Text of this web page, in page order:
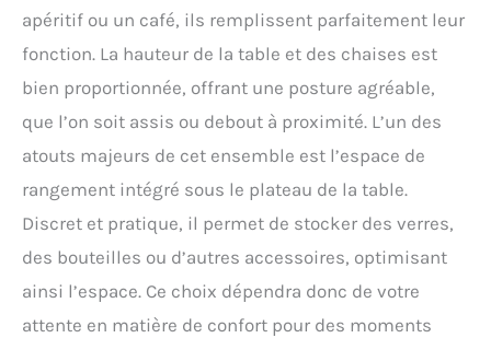
apéritif ou un café, ils remplissent parfaitement leur
fonction. La hauteur de la table et des chaises est
bien proportionnée, offrant une posture agréable,
que l’on soit assis ou debout à proximité. L’un des
atouts majeurs de cet ensemble est l’espace de
rangement intégré sous le plateau de la table.
Discret et pratique, il permet de stocker des verres,
des bouteilles ou d’autres accessoires, optimisant
ainsi l’espace. Ce choix dépendra donc de votre
attente en matière de confort pour des moments